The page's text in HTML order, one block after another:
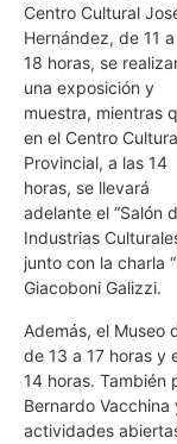
Centro Cultural
Hernández, de 11 a
18 horas, se
una exposición y
muestra, mientras
en el Centro
Provincial, a las 14
horas, se llevará
adelante el “Salón
Industrias
junto con la charla
Giacoboni Galizzi.
Además, el Museo
de 13 a 17 horas y
14 horas. También
Bernardo
actividades